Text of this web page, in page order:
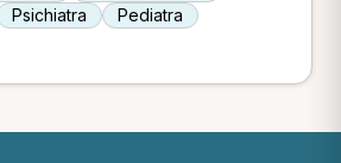
Psichiatra
Pediatra